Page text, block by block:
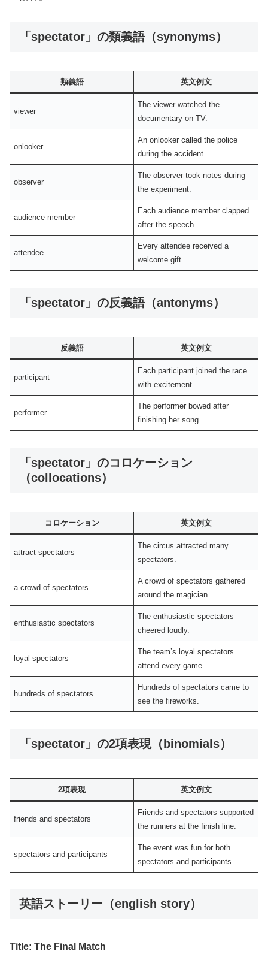
「spectator」の類義語（synonyms）
類義語 英文例文
viewer
The viewer watched the
documentary on TV.
onlooker
An onlooker called the police
during the accident.
observer
The observer took notes during
the experiment.
audience member
Each audience member clapped
after the speech.
attendee
Every attendee received a
welcome gift.
「spectator」の反義語（antonyms）
反義語 英文例文
participant
Each participant joined the race
with excitement.
performer
The performer bowed after
finishing her song.
「spectator」のコロケーション
（collocations）
コロケーション 英文例文
attract spectators
The circus attracted many
spectators.
a crowd of spectators
A crowd of spectators gathered
around the magician.
enthusiastic spectators
The enthusiastic spectators
cheered loudly.
loyal spectators
The team’s loyal spectators
attend every game.
hundreds of spectators
Hundreds of spectators came to
see the fireworks.
「spectator」の2項表現（binomials）
2項表現 英文例文
friends and spectators
Friends and spectators supported
the runners at the finish line.
spectators and participants
The event was fun for both
spectators and participants.
英語ストーリー（english story）
Title: The Final Match